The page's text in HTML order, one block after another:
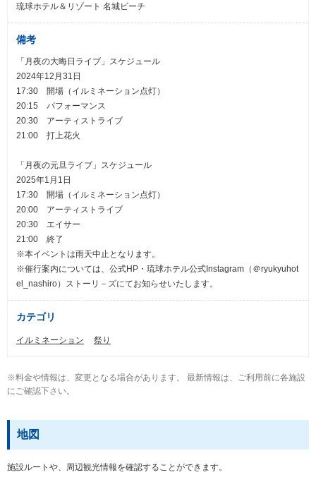
琉球ホテル＆リゾート 名城ビーチ
備考
「月夜の大晦日ライブ」スケジュール
2024年12月31日
17:30 開場（イルミネーション点灯）
20:15 パフォーマンス
20:30 アーティストライブ
21:00 打上花火
「月夜の元旦ライブ」スケジュール
2025年1月1日
17:30 開場（イルミネーション点灯）
20:00 アーティストライブ
20:30 エイサー
21:00 終了
※本イベントは雨天中止となります。
※催行案内については、公式HP・琉球ホテル公式Instagram（＠ryukyuhot
el_nashiro）ストーリ－ズにてお知らせいたします。
カテゴリ
イルミネーション 祭り
※料金や情報は、変更となる場合があります。 最新情報は、ご利用前に各施設
にご確認下さい。
地図
施設ルートや、周辺観光情報を確認することができます。